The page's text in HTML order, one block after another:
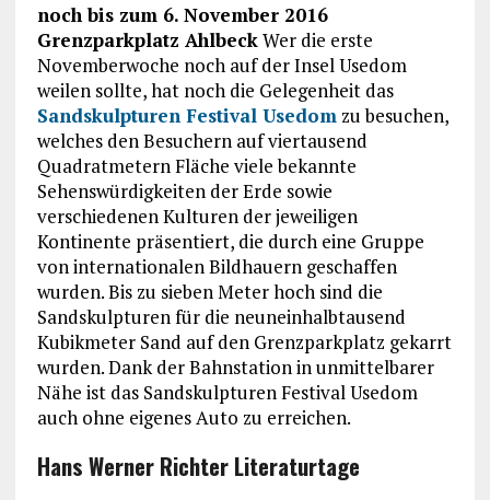
noch bis zum 6. November 2016
Grenzparkplatz AhlbeckWer die erste
Novemberwoche noch auf der Insel Usedom
weilen sollte, hat noch die Gelegenheit das
Sandskulpturen Festival Usedom zu besuchen,
welches den Besuchern auf viertausend
Quadratmetern Fläche viele bekannte
Sehenswürdigkeiten der Erde sowie
verschiedenen Kulturen der jeweiligen
Kontinente präsentiert, die durch eine Gruppe
von internationalen Bildhauern geschaffen
wurden. Bis zu sieben Meter hoch sind die
Sandskulpturen für die neuneinhalbtausend
Kubikmeter Sand auf den Grenzparkplatz gekarrt
wurden. Dank der Bahnstation in unmittelbarer
Nähe ist das Sandskulpturen Festival Usedom
auch ohne eigenes Auto zu erreichen.
Hans Werner Richter Literaturtage